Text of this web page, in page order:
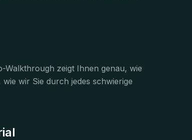
Walkthrough zeigt Ihnen genau, wie
wir Sie durch jedes schwierige